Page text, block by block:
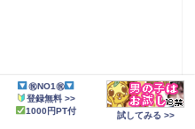
㊗NO1㊗
登録無料 >>
1000円PT付
試してみる >>